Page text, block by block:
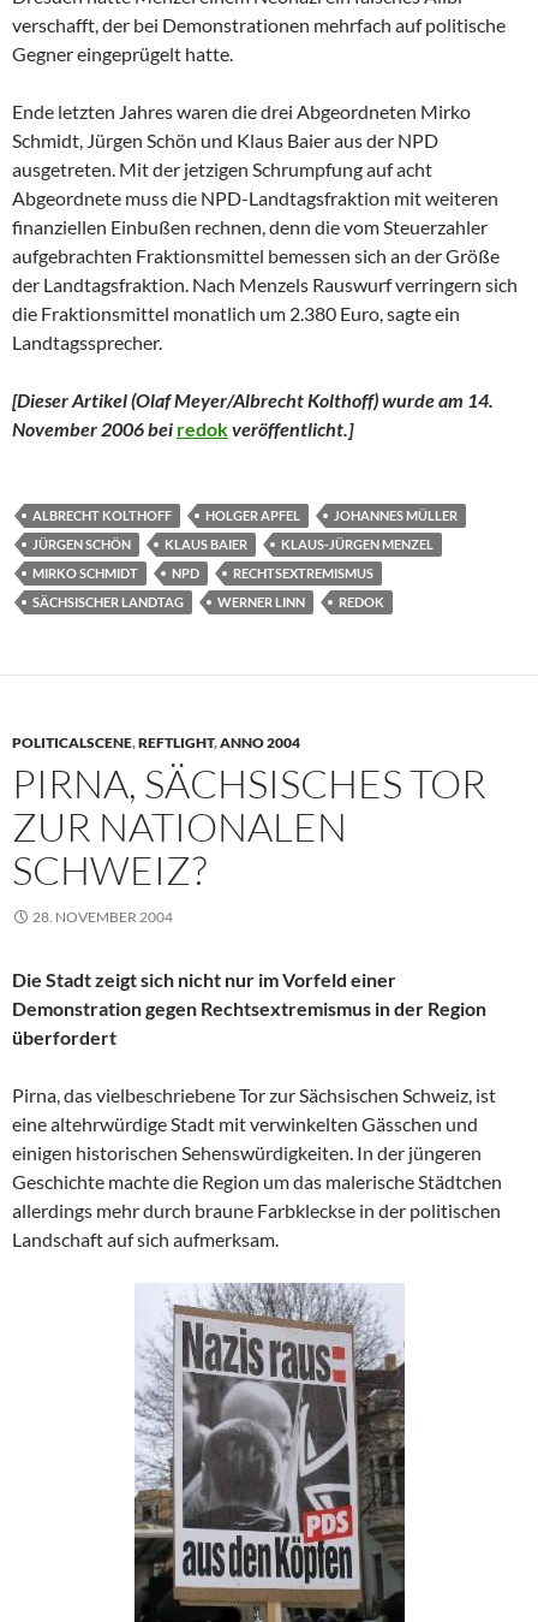
verschafft, der bei Demonstrationen mehrfach auf politische
Gegner eingeprügelt hatte.
Ende letzten Jahres waren die drei Abgeordneten Mirko
Schmidt, Jürgen Schön und Klaus Baier aus der NPD
ausgetreten. Mit der jetzigen Schrumpfung auf acht
Abgeordnete muss die NPD-Landtagsfraktion mit weiteren
finanziellen Einbußen rechnen, denn die vom Steuerzahler
aufgebrachten Fraktionsmittel bemessen sich an der Größe
der Landtagsfraktion. Nach Menzels Rauswurf verringern sich
die Fraktionsmittel monatlich um 2.380 Euro, sagte ein
Landtagssprecher.
[Dieser Artikel (Olaf Meyer/Albrecht Kolthoff) wurde am 14.
November 2006 bei redokveröffentlicht.]
ALBRECHT KOLTHOFF HOLGER APFEL
JOHANNES MÜLLER
JÜRGEN SCHÖN
KLAUS BAIER
KLAUS-JÜRGEN MENZEL
MIRKO SCHMIDT
NPD
RECHTSEXTREMISMUS
SÄCHSISCHER LANDTAG
WERNER LINN REDOK
POLITICALSCENE,REFTLIGHT,ANNO 2004
PIRNA, SÄCHSISCHES TOR
ZUR NATIONALEN
SCHWEIZ?
28. NOVEMBER 2004
Die Stadt zeigt sich nicht nur im Vorfeld einer
Demonstration gegen Rechtsextremismus in der Region
überfordert
Pirna, das vielbeschriebene Tor zur Sächsischen Schweiz, ist
eine altehrwürdige Stadt mit verwinkelten Gässchen und
einigen historischen Sehenswürdigkeiten. In der jüngeren
Geschichte machte die Region um das malerische Städtchen
allerdings mehr durch braune Farbkleckse in der politischen
Landschaft auf sich aufmerksam.